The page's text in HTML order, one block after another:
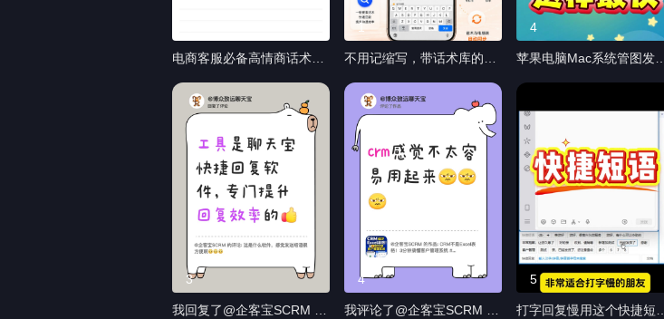
电商客服必备高情商话术之
术，化解客户的怨气 #高情
商话术 #客服话术 #快捷回
复软件 #沟通技巧 #抖音创
作者大会
1
不用记缩写，带话术库的手
带的快捷语，要么用缩写，
要么无法批量导入，只能简
单发几句常用语。 聊天宝输
入法是带专业话术库的，谁
用谁知道！ #手机输入法 #
快捷回复软件 #客服工具 #
#askmeahardquestion
4
苹果电脑Mac系统管图发
图片 点击一键发送 聊天宝
Mac版管图发图，又快又
好！ #苹果电脑 #Mac #图
片管理 #客服工具
#askmeahardquestion
3
我回复了@企客宝SCRM 的
4
我评论了@企客宝SCRM 的
5
打字回复慢用这个快捷短语